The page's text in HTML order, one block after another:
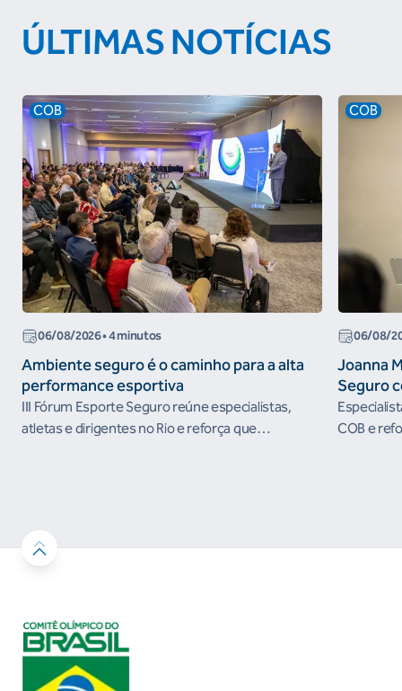
ÚLTIMAS NOTÍCIAS
COB
06/08/2026• 4 minutos
Ambiente seguro é o caminho para a alta
performance esportiva
III Fórum Esporte Seguro reúne especialistas,
atletas e dirigentes no Rio e reforça que
COB
06/08/
Joanna
Seguro
COB e